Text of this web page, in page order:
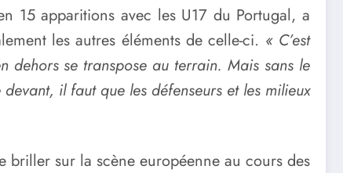
15 apparitions avec les U17 du Portugal, a
les autres éléments de celle-ci. « C’est
se transpose au terrain. Mais sans le
il faut que les défenseurs et les milieux
briller sur la scène européenne au cours des